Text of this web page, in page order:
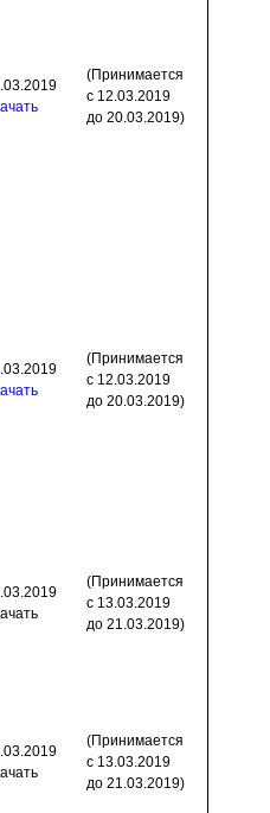
(Принимается
с 12.03.2019
до 20.03.2019)
(Принимается
с 12.03.2019
до 20.03.2019)
(Принимается
с 13.03.2019
до 21.03.2019)
(Принимается
с 13.03.2019
до 21.03.2019)